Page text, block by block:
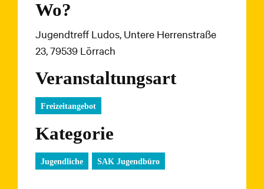
Wo?
Jugendtreff Ludos, Untere Herrenstraße
23, 79539 Lörrach
Veranstaltungsart
Freizeitangebot
Kategorie
Jugendliche SAK Jugendbüro